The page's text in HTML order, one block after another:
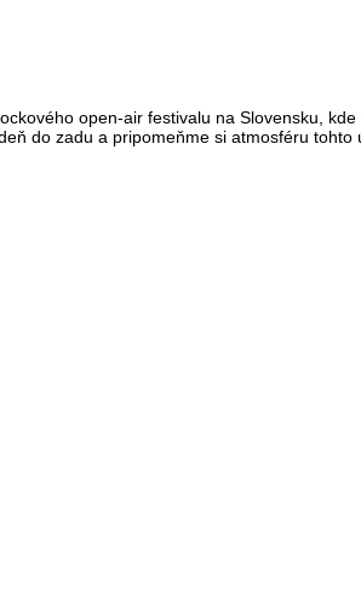
open-air festivalu na Slovensku,
do zadu a pripomeňme si atmosféru